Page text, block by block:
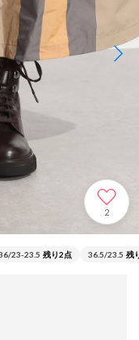
2
23-23.5 残り2点 36.5/23.5 残